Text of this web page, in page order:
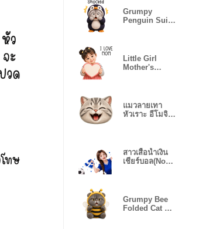
Grumpy
Penguin Suit
Little Girl
Mother's
แมวลายเทา
หัวเราะ อีโมจิ❤️
สาวเสื้อน้ำเงิน
เชียร์บอล(No
Grumpy Bee
Folded Cat No